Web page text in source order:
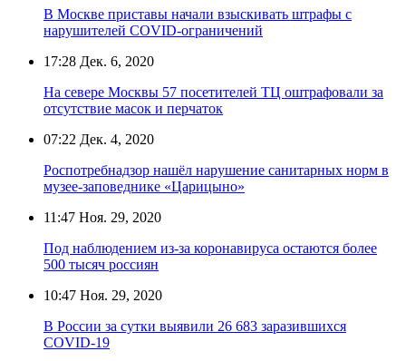
В Москве приставы начали взыскивать штрафы с
нарушителей COVID-ограничений
17:28 Дек. 6, 2020
На севере Москвы 57 посетителей ТЦ оштрафовали за
отсутствие масок и перчаток
07:22 Дек. 4, 2020
Роспотребнадзор нашёл нарушение санитарных норм в
музее-заповеднике «Царицыно»
11:47 Ноя. 29, 2020
Под наблюдением из-за коронавируса остаются более
500 тысяч россиян
10:47 Ноя. 29, 2020
В России за сутки выявили 26 683 заразившихся
COVID-19